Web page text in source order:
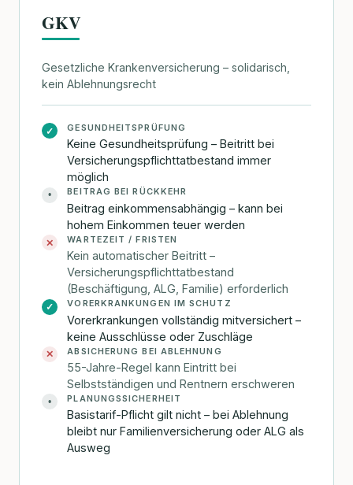
GKV
Gesetzliche Krankenversicherung – solidarisch,
kein Ablehnungsrecht
✓ GESUNDHEITSPRÜFUNG
Keine Gesundheitsprüfung – Beitritt bei
Versicherungspflichttatbestand immer
möglich
• BEITRAG BEI RÜCKKEHR
Beitrag einkommensabhängig – kann bei
hohem Einkommen teuer werden
✕ WARTEZEIT / FRISTEN
Kein automatischer Beitritt –
Versicherungspflichttatbestand
(Beschäftigung, ALG, Familie) erforderlich
✓ VORERKRANKUNGEN IM SCHUTZ
Vorerkrankungen vollständig mitversichert –
keine Ausschlüsse oder Zuschläge
✕ ABSICHERUNG BEI ABLEHNUNG
55-Jahre-Regel kann Eintritt bei
Selbstständigen und Rentnern erschweren
• PLANUNGSSICHERHEIT
Basistarif-Pflicht gilt nicht – bei Ablehnung
bleibt nur Familienversicherung oder ALG als
Ausweg